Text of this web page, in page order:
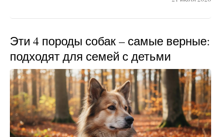
Эти 4 породы собак – самые верные:
подходят для семей с детьми